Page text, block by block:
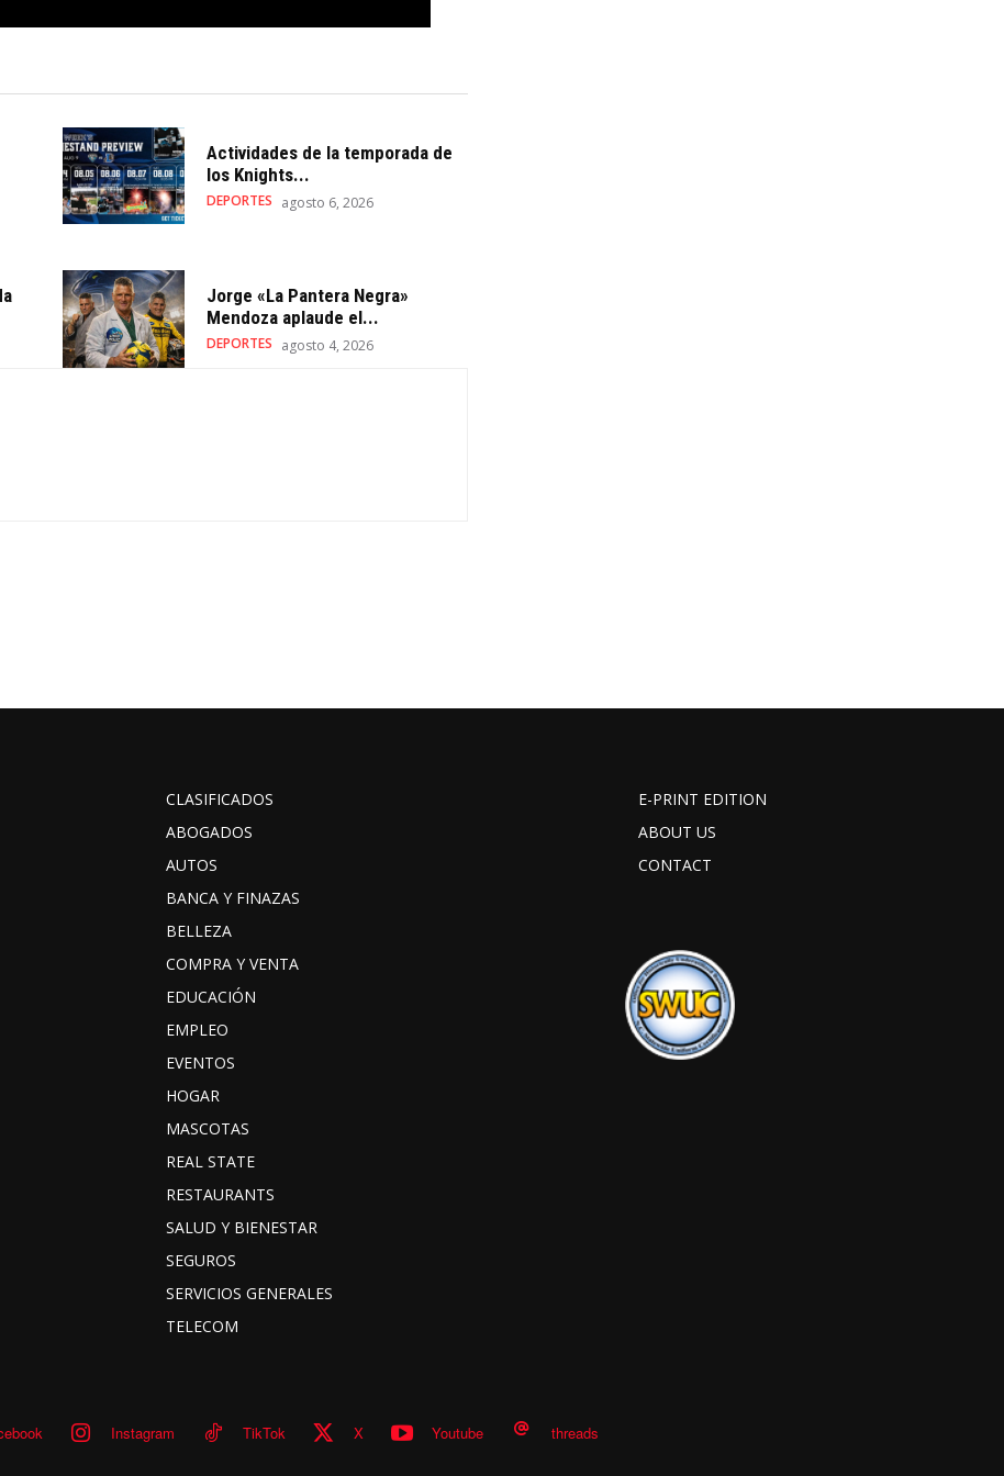
Actividades de la temporada de
los Knights...
DEPORTES agosto 6, 2026
Jorge «La Pantera Negra»
Mendoza aplaude el...
DEPORTES agosto 4, 2026
CLASIFICADOS
ABOGADOS
AUTOS
BANCA Y FINAZAS
BELLEZA
COMPRA Y VENTA
EDUCACIÓN
EMPLEO
EVENTOS
HOGAR
MASCOTAS
REAL STATE
RESTAURANTS
SALUD Y BIENESTAR
SEGUROS
SERVICIOS GENERALES
TELECOM
E-PRINT EDITION
ABOUT US
CONTACT
Instagram TikTok X Youtube threads